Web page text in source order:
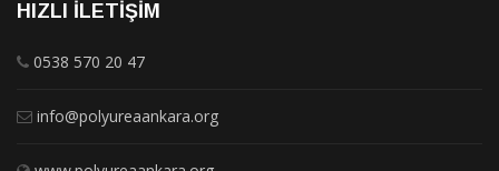
HIZLI İLETIŞIM
0538 570 20 47
info@polyureaankara.org